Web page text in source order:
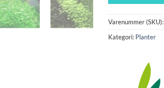
Varenummer (SKU):
Kategori: Planter